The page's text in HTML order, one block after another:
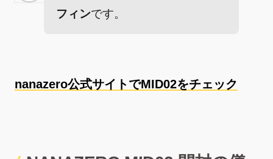
フィンです。
nanazero公式サイトでMID02をチェック